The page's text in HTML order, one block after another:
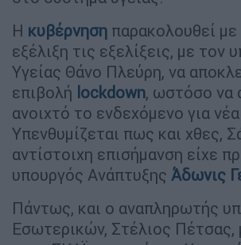
Η κυβέρνηση παρακολουθεί με
εξέλιξη τις εξελίξεις, με τον
Υγείας Θάνο Πλεύρη, να
επιβολή lockdown, ωστόσο να
ανοιχτό το ενδεχόμενο για
Υπενθυμίζεται πως και χθες,
αντίστοιχη επισήμανση είχε
υπουργός Ανάπτυξης Άδωνις
Πάντως, και ο αναπληρωτής
Εσωτερικών, Στέλιος Πέτσας,